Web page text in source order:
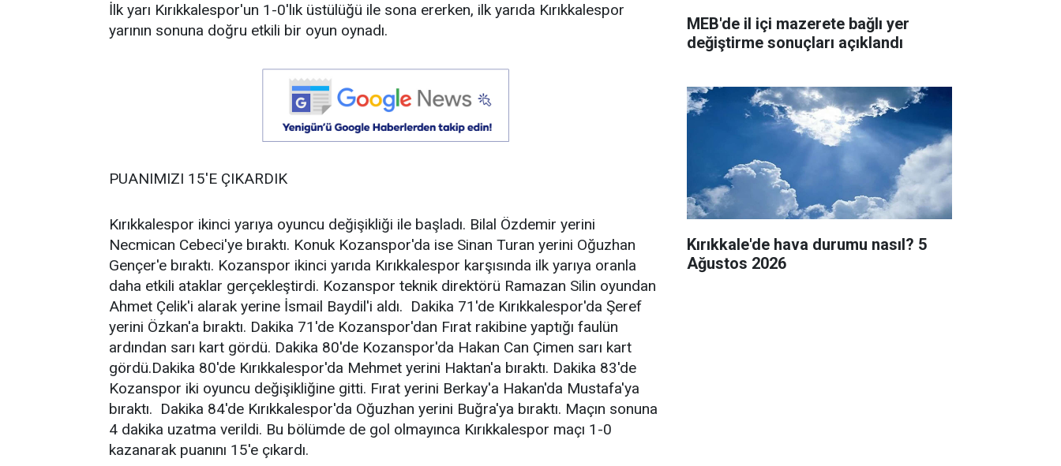
İlk yarı Kırıkkalespor'un 1-0'lık üstülüğü ile sona ererken, ilk yarıda Kırıkkalespor
yarının sonuna doğru etkili bir oyun oynadı.
PUANIMIZI 15'E ÇIKARDIK
Kırıkkalespor ikinci yarıya oyuncu değişikliği ile başladı. Bilal Özdemir yerini
Necmican Cebeci'ye bıraktı. Konuk Kozanspor'da ise Sinan Turan yerini Oğuzhan
Gençer'e bıraktı. Kozanspor ikinci yarıda Kırıkkalespor karşısında ilk yarıya oranla
daha etkili ataklar gerçekleştirdi. Kozanspor teknik direktörü Ramazan Silin oyundan
Ahmet Çelik'i alarak yerine İsmail Baydil'i aldı. Dakika 71'de Kırıkkalespor'da Şeref
yerini Özkan'a bıraktı. Dakika 71'de Kozanspor'dan Fırat rakibine yaptığı faulün
ardından sarı kart gördü. Dakika 80'de Kozanspor'da Hakan Can Çimen sarı kart
gördü.Dakika 80'de Kırıkkalespor'da Mehmet yerini Haktan'a bıraktı. Dakika 83'de
Kozanspor iki oyuncu değişikliğine gitti. Fırat yerini Berkay'a Hakan'da Mustafa'ya
bıraktı. Dakika 84'de Kırıkkalespor'da Oğuzhan yerini Buğra'ya bıraktı. Maçın sonuna
4 dakika uzatma verildi. Bu bölümde de gol olmayınca Kırıkkalespor maçı 1-0
kazanarak puanını 15'e çıkardı.
MEB'de il içi mazerete bağlı yer
değiştirme sonuçları açıklandı
Kırıkkale'de hava durumu nasıl? 5
Ağustos 2026